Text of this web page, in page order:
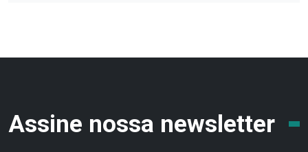
Assine nossa newsletter